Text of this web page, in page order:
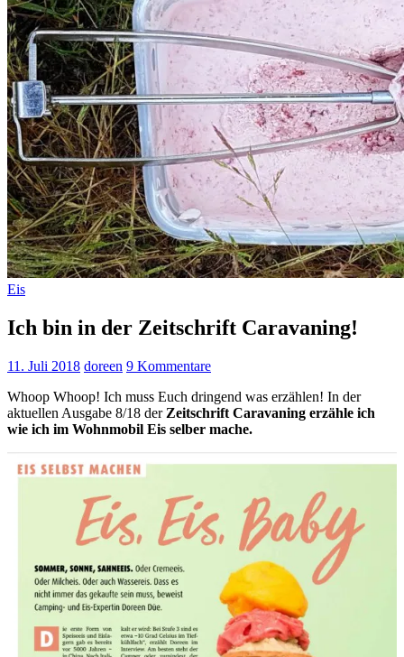
Eis
Ich bin in der Zeitschrift Caravaning!
11. Juli 2018 doreen 9 Kommentare
Whoop Whoop! Ich muss Euch dringend was erzählen! In der
aktuellen Ausgabe 8/18 der Zeitschrift Caravaning erzähle ich
wie ich im Wohnmobil Eis selber mache.